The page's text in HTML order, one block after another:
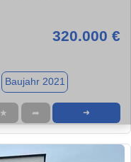
320.000 €
Baujahr 2021
★ ➦ ➜